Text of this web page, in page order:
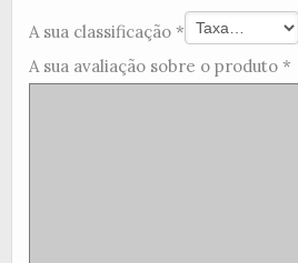
A sua classificação *
A sua avaliação sobre o produto *